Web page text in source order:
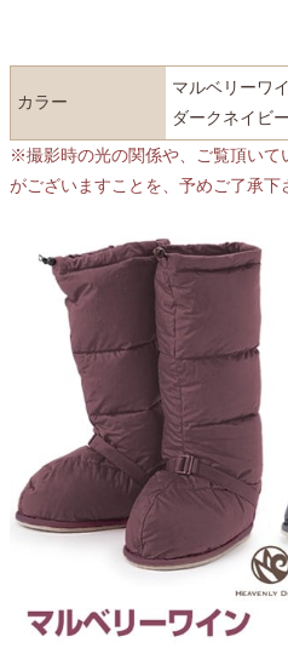
カラー
マルベリーワ
ダークネイビー
※撮影時の光の関係や、ご覧頂いて
がございますことを、予めご了承下